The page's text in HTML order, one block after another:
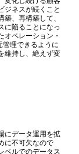
ジネスが続くこと
、再構築して、
に陥ることになっ
ペレーション・
理できるように
維持し、絶えず変
にデータ運用を拡
に不可欠なので
ベルでのデータス